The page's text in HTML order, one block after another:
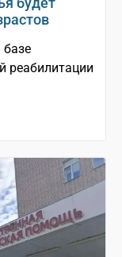
базе
реабилитации